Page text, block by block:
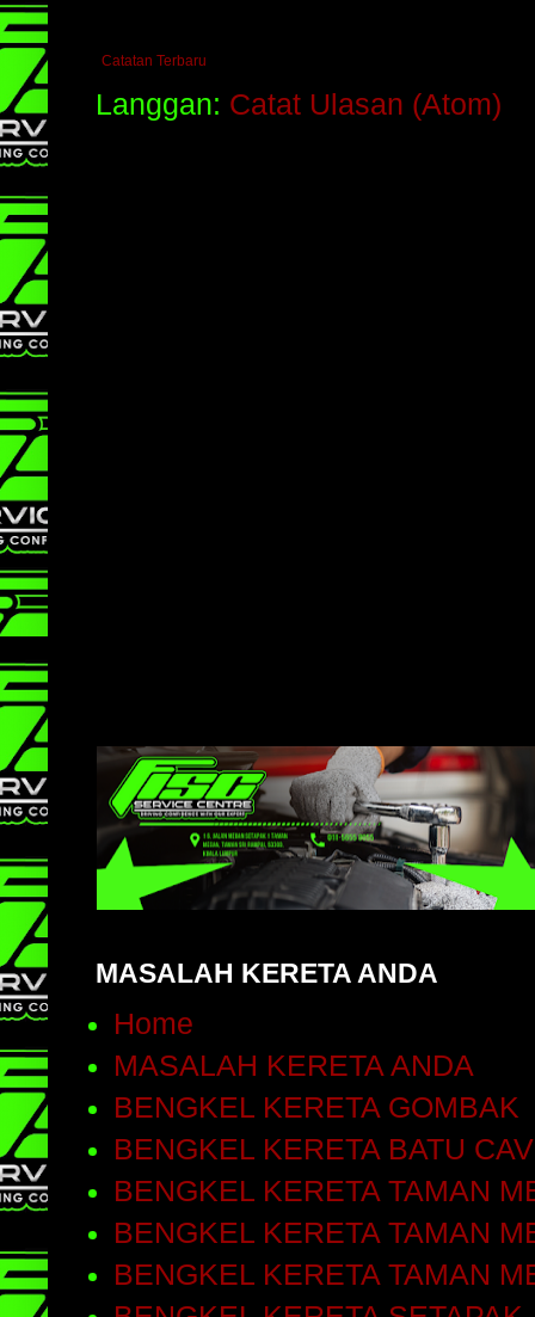
Catatan Terbaru
Langgan: Catat Ulasan (Atom)
MASALAH KERETA ANDA
Home
MASALAH KERETA ANDA
BENGKEL KERETA GOMBAK
BENGKEL KERETA BATU
BENGKEL KERETA TAMAN
BENGKEL KERETA TAMAN
BENGKEL KERETA TAMAN